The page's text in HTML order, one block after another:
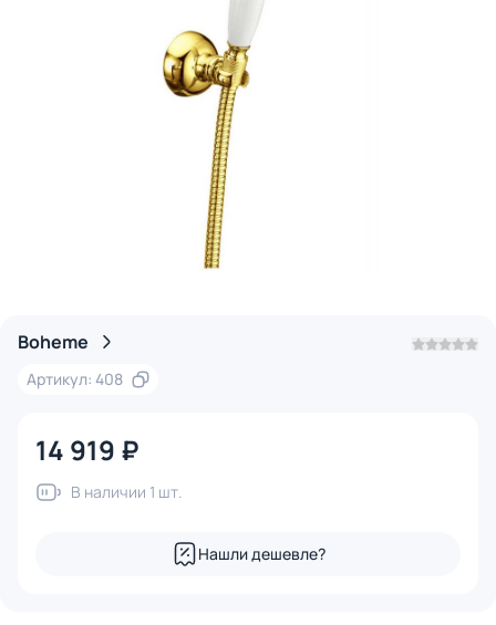
Boheme
Артикул: 408
14 919 ₽
В наличии 1 шт.
Нашли дешевле?